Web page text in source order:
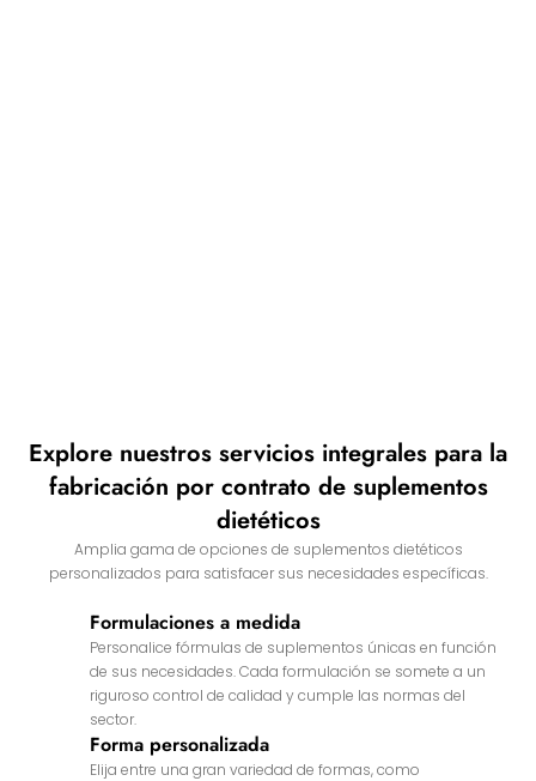
Explore nuestros servicios integrales para la
fabricación por contrato de suplementos
dietéticos
Amplia gama de opciones de suplementos dietéticos
personalizados para satisfacer sus necesidades específicas.
Formulaciones a medida
Personalice fórmulas de suplementos únicas en función
de sus necesidades. Cada formulación se somete a un
riguroso control de calidad y cumple las normas del
sector.
Forma personalizada
Elija entre una gran variedad de formas, como